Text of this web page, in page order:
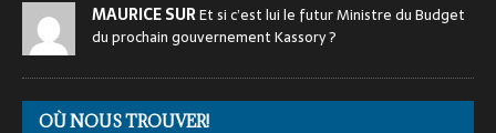
MAURICE SUREt si c’est lui le futur Ministre du Budget
du prochain gouvernement Kassory ?
OÙ NOUS TROUVER!